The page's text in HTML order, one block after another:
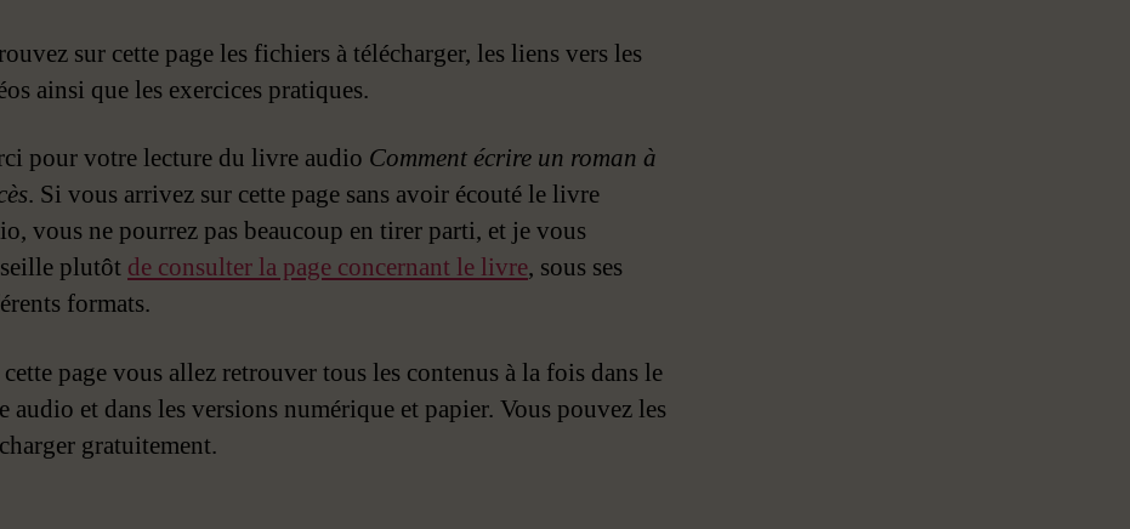
sur cette page les fichiers à télécharger, les liens vers les
ainsi que les exercices pratiques.
pour votre lecture du livre audio Comment écrire un roman à
. Si vous arrivez sur cette page sans avoir écouté le livre
vous ne pourrez pas beaucoup en tirer parti, et je vous
plutôt de consulter la page concernant le livre, sous ses
formats.
page vous allez retrouver tous les contenus à la fois dans le
audio et dans les versions numérique et papier. Vous pouvez les
gratuitement.